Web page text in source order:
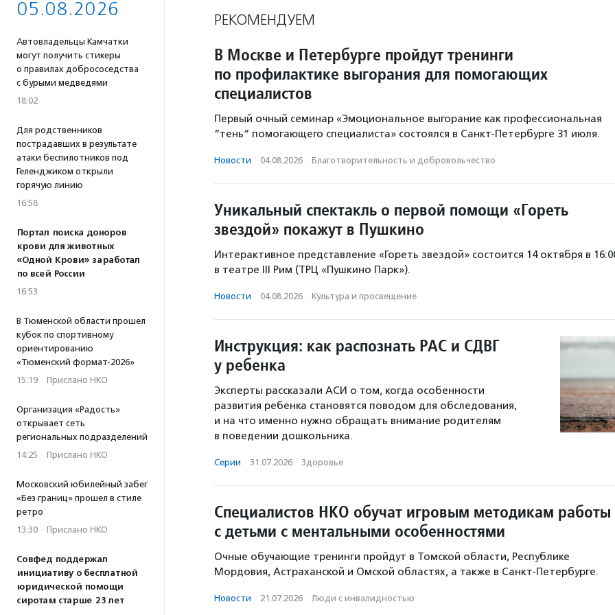
05.08.2026
Автовладельцы Камчатки
могут получить стикеры
о правилах добрососедства
с бурыми медведями
18:02
Для родственников
пострадавших в результате
атаки беспилотников под
Геленджиком открыли
горячую линию
16:58
Портал поиска доноров
крови для животных
«Одной Крови» заработал
по всей России
16:53
В Тюменской области прошел
кубок по спортивному
ориентированию
«Тюменский формат-2026»
15:19 · Прислано НКО
Организация «Радость»
открывает сеть
региональных подразделений
14:25 · Прислано НКО
Московский юбилейный забег
«Без границ» прошел в стиле
ретро
13:30 · Прислано НКО
Совфед поддержал
инициативу о бесплатной
юридической помощи
сиротам старше 23 лет
РЕКОМЕНДУЕМ
В Москве и Петербурге пройдут тренинги
по профилактике выгорания для помогающих
специалистов
Первый очный семинар «Эмоциональное выгорание как профессиональная
“тень“ помогающего специалиста» состоялся в Санкт-Петербурге 31 июля.
Новости · 04.08.2026 · Благотвори­тель­ность и доброволь­чест­во
Уникальный спектакль о первой помощи «Гореть
звездой» покажут в Пушкино
Интерактивное представление «Гореть звездой» состоится 14 октября в
в театре III Рим (ТРЦ «Пушкино Парк»).
Новости · 04.08.2026 · Культура и просвещение
Инструкция: как распознать РАС и СДВГ
у ребенка
Эксперты рассказали АСИ о том, когда особенности
развития ребенка становятся поводом для обследования,
и на что именно нужно обращать внимание родителям
в поведении дошкольника.
Серии · 31.07.2026 · Здоровье
Специалистов НКО обучат игровым методикам работы
с детьми с ментальными особенностями
Очные обучающие тренинги пройдут в Томской области, Республике
Мордовия, Астраханской и Омской областях, а также в Санкт-Петербурге.
Новости · 21.07.2026 · Люди с инвалидностью